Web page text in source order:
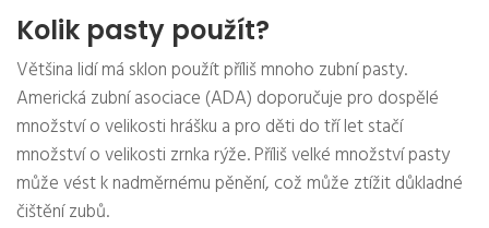
Kolik pasty použít?
Většina lidí má sklon použít příliš mnoho zubní pasty.
Americká zubní asociace (ADA) doporučuje pro dospělé
množství o velikosti hrášku a pro děti do tří let stačí
množství o velikosti zrnka rýže. Příliš velké množství pasty
může vést k nadměrnému pěnění, což může ztížit důkladné
čištění zubů.